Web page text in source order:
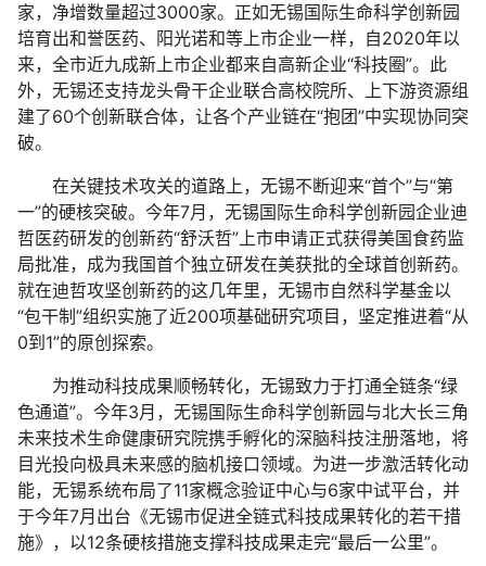
家，净增数量超过3000家。正如无锡国际生命科学创新园
培育出和誉医药、阳光诺和等上市企业一样，自2020年以
来，全市近九成新上市企业都来自高新企业“科技圈”。此
外，无锡还支持龙头骨干企业联合高校院所、上下游资源组
建了60个创新联合体，让各个产业链在“抱团”中实现协同突
破。
在关键技术攻关的道路上，无锡不断迎来“首个”与“第
一”的硬核突破。今年7月，无锡国际生命科学创新园企业迪
哲医药研发的创新药“舒沃哲”上市申请正式获得美国食药监
局批准，成为我国首个独立研发在美获批的全球首创新药。
就在迪哲攻坚创新药的这几年里，无锡市自然科学基金以
“包干制”组织实施了近200项基础研究项目，坚定推进着“从
0到1”的原创探索。
为推动科技成果顺畅转化，无锡致力于打通全链条“绿
色通道”。今年3月，无锡国际生命科学创新园与北大长三角
未来技术生命健康研究院携手孵化的深脑科技注册落地，将
目光投向极具未来感的脑机接口领域。为进一步激活转化动
能，无锡系统布局了11家概念验证中心与6家中试平台，并
于今年7月出台《无锡市促进全链式科技成果转化的若干措
施》，以12条硬核措施支撑科技成果走完“最后一公里”。